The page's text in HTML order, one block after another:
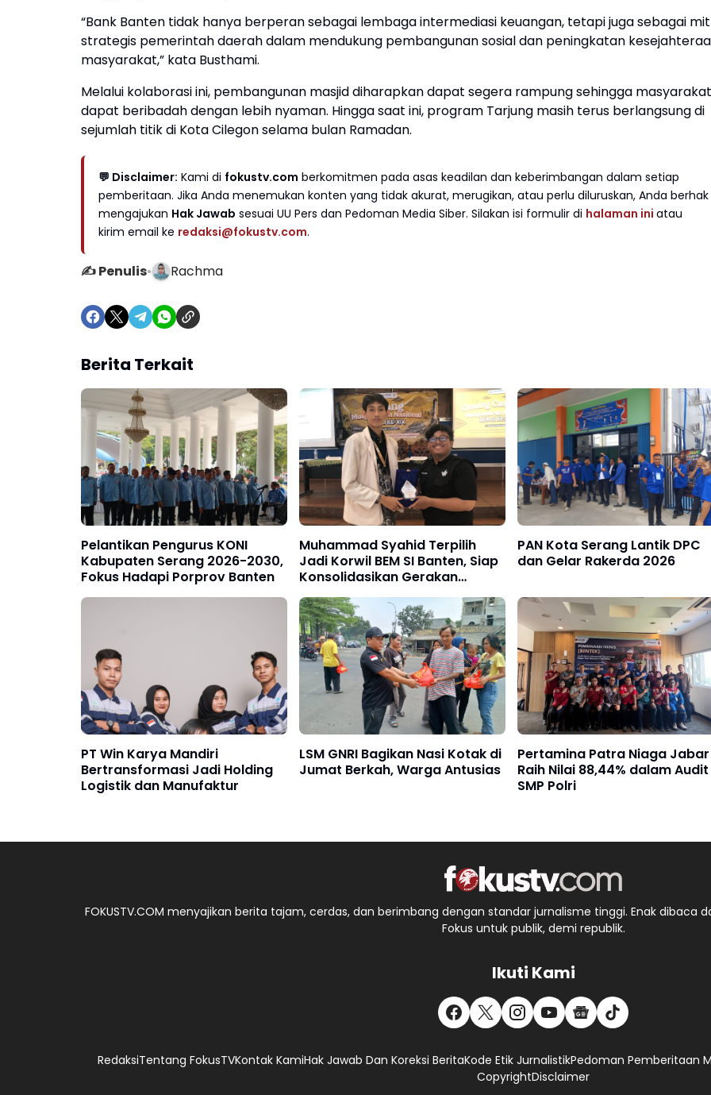
“Bank Banten tidak hanya berperan sebagai lembaga intermediasi keuangan, tetapi juga sebagai
strategis pemerintah daerah dalam mendukung pembangunan sosial dan peningkatan
masyarakat,” kata Busthami.
Melalui kolaborasi ini, pembangunan masjid diharapkan dapat segera rampung sehingga masyarakat
dapat beribadah dengan lebih nyaman. Hingga saat ini, program Tarjung masih terus berlangsung di
sejumlah titik di Kota Cilegon selama bulan Ramadan.
💬 Disclaimer: Kami di fokustv.com berkomitmen pada asas keadilan dan keberimbangan dalam setiap
pemberitaan. Jika Anda menemukan konten yang tidak akurat, merugikan, atau perlu diluruskan, Anda berhak
mengajukan Hak Jawab sesuai UU Pers dan Pedoman Media Siber. Silakan isi formulir di halaman ini atau
kirim email ke redaksi@fokustv.com.
✍️ Penulis• Rachma
Berita Terkait
Pelantikan Pengurus KONI
Kabupaten Serang 2026-2030,
Fokus Hadapi Porprov Banten
Muhammad Syahid Terpilih
Jadi Korwil BEM SI Banten, Siap
Konsolidasikan Gerakan
Mahasiswa
PAN Kota Serang Lantik DPC
dan Gelar Rakerda 2026
PT Win Karya Mandiri
Bertransformasi Jadi Holding
Logistik dan Manufaktur
LSM GNRI Bagikan Nasi Kotak di
Jumat Berkah, Warga Antusias
Pertamina Patra Niaga Jabar
Raih Nilai 88,44% dalam Audit
SMP Polri
FOKUSTV.COM menyajikan berita tajam, cerdas, dan berimbang dengan standar jurnalisme tinggi. Enak dibaca
Fokus untuk publik, demi republik.
Ikuti Kami
RedaksiTentang FokusTVKontak KamiHak Jawab Dan Koreksi BeritaKode Etik JurnalistikPedoman Pemberitaan
CopyrightDisclaimer